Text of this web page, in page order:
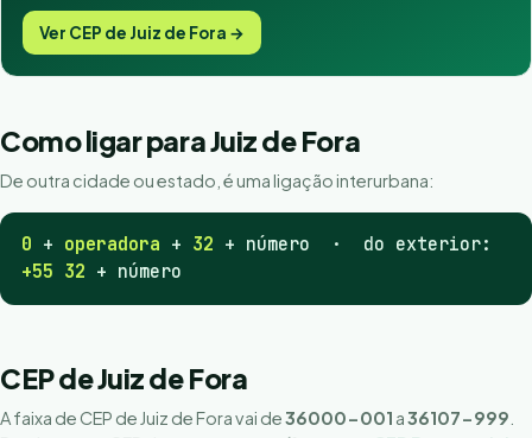
Ver CEP de Juiz de Fora →
Como ligar para Juiz de Fora
De outra cidade ou estado, é uma ligação interurbana:
0 + operadora + 32 + número · do exterior:
+55 32 + número
CEP de Juiz de Fora
A faixa de CEP de Juiz de Fora vai de36000-001 a36107-999